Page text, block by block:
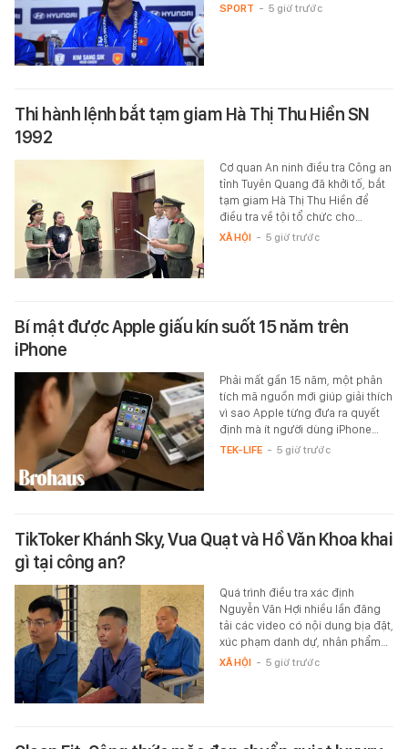
SPORT - 5 giờ trước
Thi hành lệnh bắt tạm giam Hà Thị Thu Hiền SN
1992
Cơ quan An ninh điều tra Công an
tỉnh Tuyên Quang đã khởi tố, bắt
tạm giam Hà Thị Thu Hiền để
điều tra về tội tổ chức cho…
XÃ HỘI - 5 giờ trước
Bí mật được Apple giấu kín suốt 15 năm trên
iPhone
Phải mất gần 15 năm, một phân
tích mã nguồn mới giúp giải thích
vì sao Apple từng đưa ra quyết
định mà ít người dùng iPhone…
TEK-LIFE - 5 giờ trước
TikToker Khánh Sky, Vua Quạt và Hồ Văn Khoa khai
gì tại công an?
Quá trình điều tra xác định
Nguyễn Văn Hợi nhiều lần đăng
tải các video có nội dung bịa đặt,
xúc phạm danh dự, nhân phẩm…
XÃ HỘI - 5 giờ trước